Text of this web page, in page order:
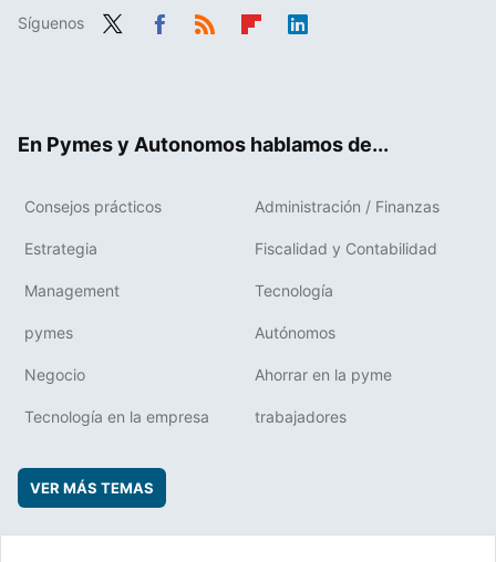
Síguenos
En Pymes y Autonomos hablamos de...
Consejos prácticos Administración / Finanzas
Estrategia Fiscalidad y Contabilidad
Management Tecnología
pymes Autónomos
Negocio Ahorrar en la pyme
Tecnología en la empresa trabajadores
VER MÁS TEMAS